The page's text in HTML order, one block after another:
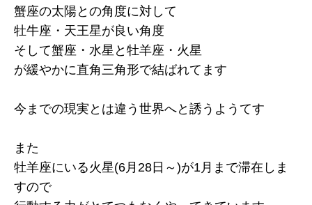
蟹座の太陽との角度に対して
牡牛座・天王星が良い角度
そして蟹座・水星と牡羊座・火星
が緩やかに直角三角形で結ばれてます
今までの現実とは違う世界へと誘うようてす
また
牡羊座にいる火星(6月28日～)が1月まで滞在しま
すので